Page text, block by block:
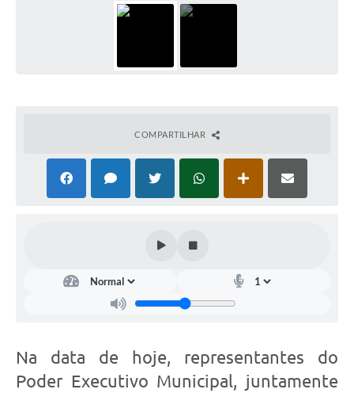
Perguntas e respostas frequentes
COMPARTILHAR
Na data de hoje, representantes do
Poder Executivo Municipal, juntamente